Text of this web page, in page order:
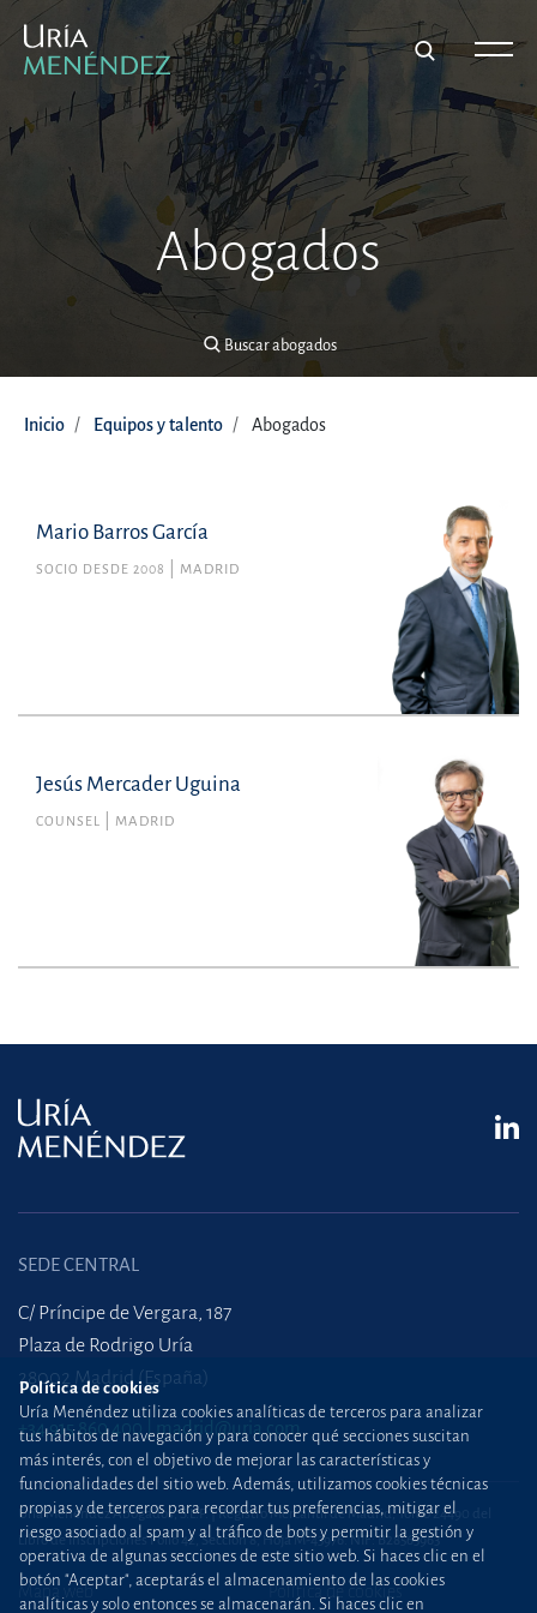
Abogados
Buscar abogados
Buscar abogados
Inicio Equipos y talento Abogados
Mario Barros García
SOCIO DESDE 2008 MADRID
Jesús Mercader Uguina
COUNSEL MADRID
SEDE CENTRAL
C/ Príncipe de Vergara, 187
Plaza de Rodrigo Uría
28002 Madrid (España)
+34 915 860 400 madrid@uria.com
Uría Menéndez Abogados, S.L.P. | Registro Mercantil de Madrid, Tomo 24490 del
Libro de Inscripciones Folio 42, Sección 8, Hoja M-43976. NIF: B28563963
Mapa web Política de cookies
Política de cookies
Uría Menéndez utiliza cookies analíticas de terceros para analizar
tus hábitos de navegación y para conocer qué secciones suscitan
más interés, con el objetivo de mejorar las características y
funcionalidades del sitio web. Además, utilizamos cookies técnicas
propias y de terceros para recordar tus preferencias, mitigar el
riesgo asociado al spam y al tráfico de bots y permitir la gestión y
operativa de algunas secciones de este sitio web. Si haces clic en el
botón "Aceptar", aceptarás el almacenamiento de las cookies
analíticas y solo entonces se almacenarán. Si haces clic en